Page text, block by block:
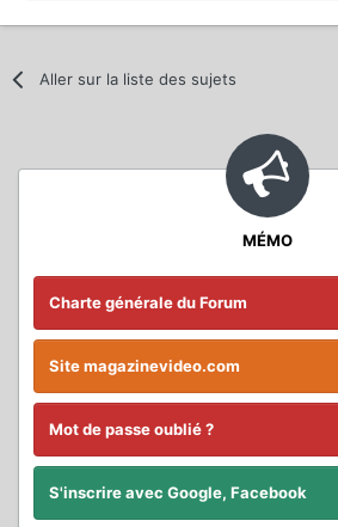
Aller sur la liste des sujets
MÉMO
Charte générale du Forum
Site magazinevideo.com
Mot de passe oublié ?
S'inscrire avec Google, Facebook